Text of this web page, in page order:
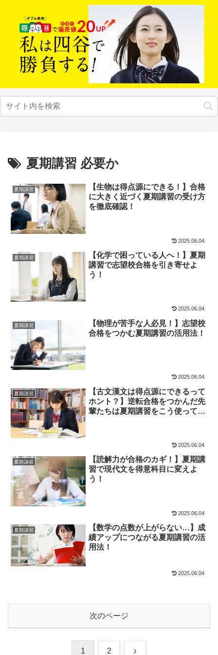
夏期講習 必要か
夏期講習
【生物は得点源にできる！】合格
に大きく近づく夏期講習の受け方
を徹底確認！
2025.06.04
夏期講習
【化学で困っている人へ！】夏期
講習で志望校合格を引き寄せよ
う！
2025.06.04
夏期講習
【物理が苦手な人必見！】志望校
合格をつかむ夏期講習の活用法！
2025.06.04
夏期講習
【古文漢文は得点源にできるって
ホント？】逆転合格をつかんだ先
輩たちは夏期講習をこう使ってい
2025.06.04
夏期講習
【読解力が合格のカギ！】夏期講
習で現代文を得意科目に変えよ
う！
2025.06.04
夏期講習
【数学の点数が上がらない…】成
績アップにつながる夏期講習の活
用法！
2025.06.04
次のページ
1 2 次